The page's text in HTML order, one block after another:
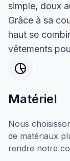
simple, doux
Grâce à sa
haut se
vêtements
Matériel
Nous
de matériaux
rendre notre